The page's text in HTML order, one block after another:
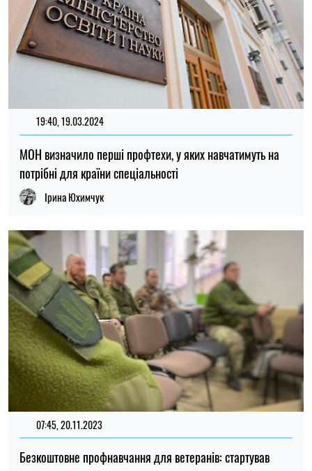
19:40, 19.03.2024
МОН визначило перші профтехи, у яких навчатимуть на
потрібні для країни спеціальності
Ірина Юхимчук
07:45, 20.11.2023
Безкоштовне профнавчання для ветеранів: стартував